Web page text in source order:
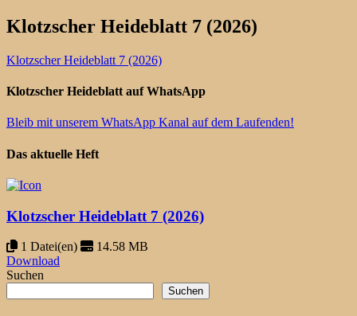
Klotzscher Heideblatt 7 (2026)
Klotzscher Heideblatt 7 (2026)
Klotzscher Heideblatt auf WhatsApp
Bleib mit unserem WhatsApp Kanal auf dem Laufenden!
Das aktuelle Heft
Klotzscher Heideblatt 7 (2026)
1 Datei(en)
14.58 MB
Download
Suchen
Suchen